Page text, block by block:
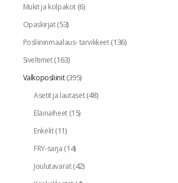
Mukit ja kolpakot(6)
Opaskirjat(53)
Posliininmaalaus- tarvikkeet(136)
Siveltimet(163)
Valkoposliinit(395)
Asetit ja lautaset(48)
Eläinaiheet(15)
Enkelit(11)
FRY-sarja(14)
Joulutavarat(42)